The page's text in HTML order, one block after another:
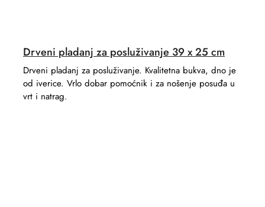
Drveni pladanj za posluživanje 39 x 25 cm
Drveni pladanj za posluživanje. Kvalitetna bukva, dno je
od iverice. Vrlo dobar pomoćnik i za nošenje posuđa u
vrt i natrag.